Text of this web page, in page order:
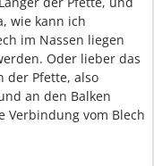
wie kann ich
im Nassen liegen
Oder lieber das
der Pfette, also
an den Balken
Verbindung vom Blech